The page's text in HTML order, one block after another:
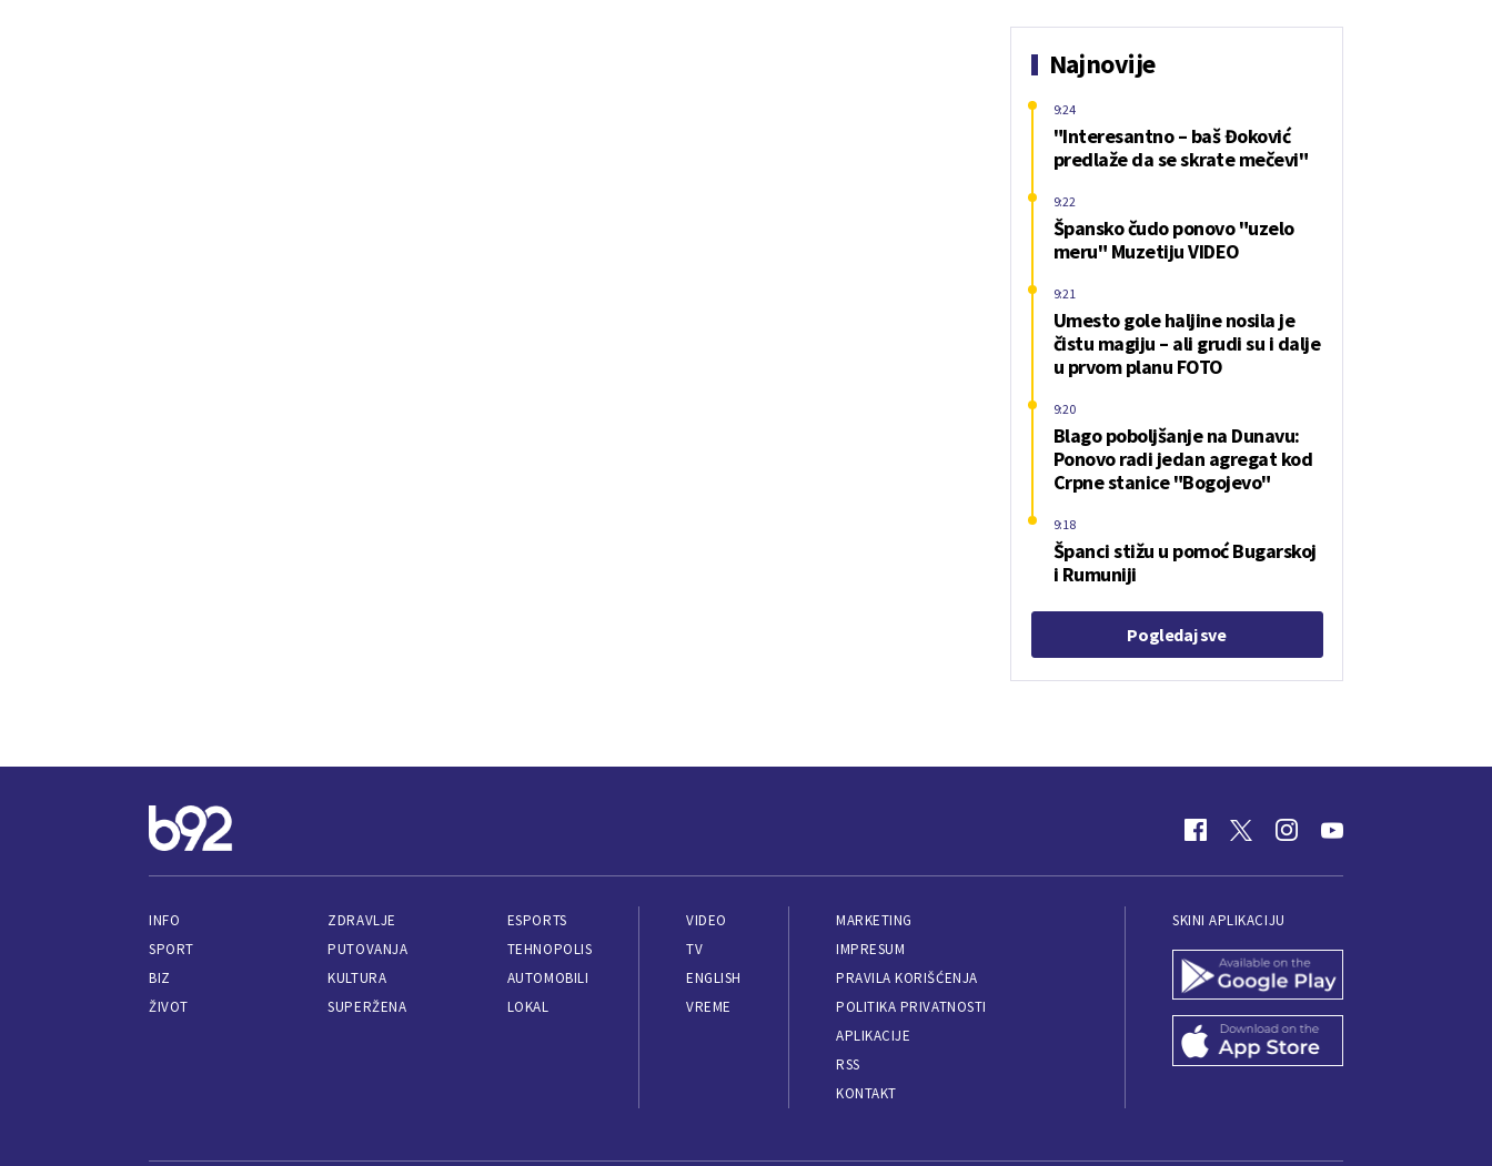
Najnovije
"Interesantno – baš Đoković
predlaže da se skrate mečevi"
9:24
Špansko čudo ponovo "uzelo
meru" Muzetiju VIDEO
9:22
Umesto gole haljine nosila je
čistu magiju – ali grudi su i dalje
u prvom planu FOTO
9:21
Blago poboljšanje na Dunavu:
Ponovo radi jedan agregat kod
Crpne stanice "Bogojevo"
9:20
Španci stižu u pomoć Bugarskoj
i Rumuniji
9:18
Pogledaj sve
INFO
SPORT
BIZ
ŽIVOT
ZDRAVLJE
PUTOVANJA
KULTURA
SUPERŽENA
ESPORTS
TEHNOPOLIS
AUTOMOBILI
LOKAL
VIDEO
TV
ENGLISH
VREME
MARKETING
IMPRESUM
PRAVILA KORIŠĆENJA
POLITIKA PRIVATNOSTI
APLIKACIJE
RSS
KONTAKT
SKINI APLIKACIJU